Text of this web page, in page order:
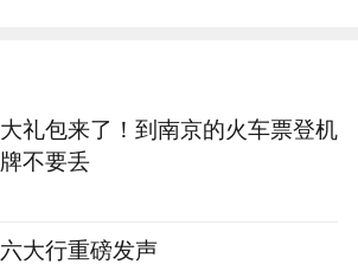
大礼包来了！到南京的火车票登机
牌不要丢
六大行重磅发声